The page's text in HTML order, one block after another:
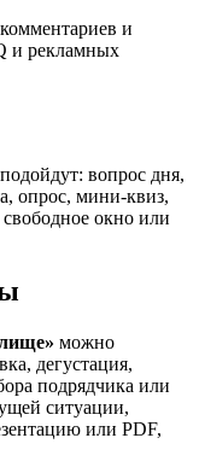
и
и рекламных
подойдут: вопрос дня,
опрос, мини-квиз,
окно или
можно
дегустация,
подрядчика или
ситуации,
или PDF,